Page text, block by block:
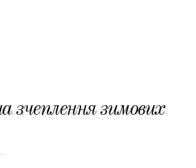
зчеплення зимових